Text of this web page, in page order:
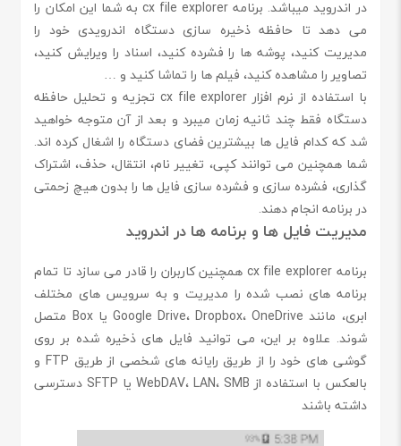
در اندروید میباشد. برنامه cx file explorer به شما این امکان را
می دهد تا حافظه ذخیره سازی دستگاه اندرویدی خود را
مدیریت کنید، پوشه ها را فشرده کنید، اسناد را ویرایش کنید،
تصاویر را مشاهده کنید، فیلم ها را تماشا کنید و …
با استفاده از نرم افزار cx file explorer تجزیه و تحلیل حافظه
دستگاه فقط چند ثانیه زمان میبرد و بعد از آن متوجه خواهید
شد که کدام فایل ها بیشترین فضای دستگاه را اشغال کرده اند.
شما همچنین می توانند کپی، تغییر نام، انتقال، حذف، اشتراک
گذاری، فشرده سازی و فشرده سازی فایل ها را بدون هیچ زحمتی
در برنامه انجام دهند.
مدیریت فایل ها و برنامه ها در اندروید
برنامه cx file explorer همچنین کاربران را قادر می سازد تا تمام
برنامه های نصب شده را مدیریت و به سرویس های مختلف
ابری، مانند Google Drive، Dropbox، OneDrive یا Box متصل
شوند. علاوه بر این، می توانید فایل های ذخیره شده بر روی
گوشی های خود را از طریق رایانه های شخصی از طریق FTP و
بالعکس با استفاده از WebDAV، LAN، SMB یا SFTP دسترسی
داشته باشند